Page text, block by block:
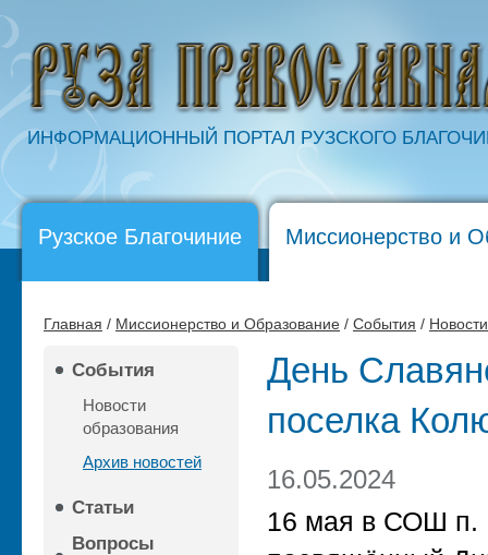
ИНФОРМАЦИОННЫЙ ПОРТАЛ РУЗСКОГО
Рузское Благочиние Миссионерство и
Главная / Миссионерство и Образование / События /
События
Новости
образования
Архив новостей
Статьи
Вопросы
День
поселка
16.05.2024
16 мая в СОШ п.